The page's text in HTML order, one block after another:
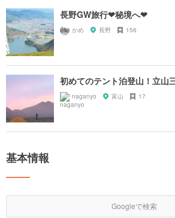
長野GW旅行❤秘境へ❤
かめ 長野 156
初めてのテント泊登山！立山
naganyo 富山 17
基本情報
Googleで検索